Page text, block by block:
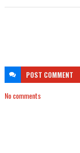
POST COMMENT
No comments